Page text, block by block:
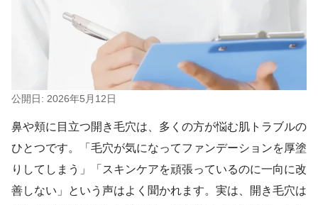
公開日: 2026年5月12日
鼻や頬に目立つ開き毛穴は、多くの方が悩む肌トラブルの
ひとつです。「毛穴が気になってファンデーションを厚塗
りしてしまう」「スキンケアを頑張っているのに一向に改
善しない」という声はよく聞かれます。実は、開き毛穴は